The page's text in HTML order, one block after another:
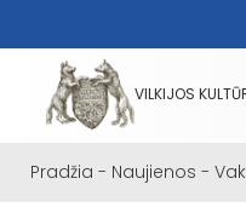
VILKIJOS
Pradžia - Naujienos -